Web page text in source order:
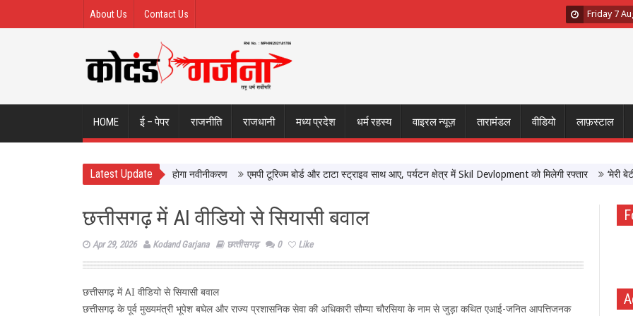
About Us Contact Us Friday 7
HOME ई – पेपर राजनीति राजधानी मध्य प्रदेश धर्म रहस्य वाइरल न्यूज़ तारामंडल वीडियो लाफ़स्टाल
Latest Update
मिलेगी बेहतर सुविधा, Hidden Pull का होगा नवीनीकरण एमपी टूरिज्म बोर्ड और टाटा स्ट्राइव साथ आए, पर्यटन क्षेत्र में Skil Devlopment को मिलेगी रफ्तार ‘मेरी
छत्तीसगढ़ में AI वीडियो से सियासी बवाल
Apr 29, 2026 Kodand Garjana छत्‍तीसगढ़ 0 Like
छत्तीसगढ़ में AI वीडियो से सियासी बवाल
छत्तीसगढ़ के पूर्व मुख्यमंत्री भूपेश बघेल और राज्य प्रशासनिक सेवा की अधिकारी सौम्या चौरसिया के नाम से जुड़ा कथित एआई-जनित आपत्तिजनक